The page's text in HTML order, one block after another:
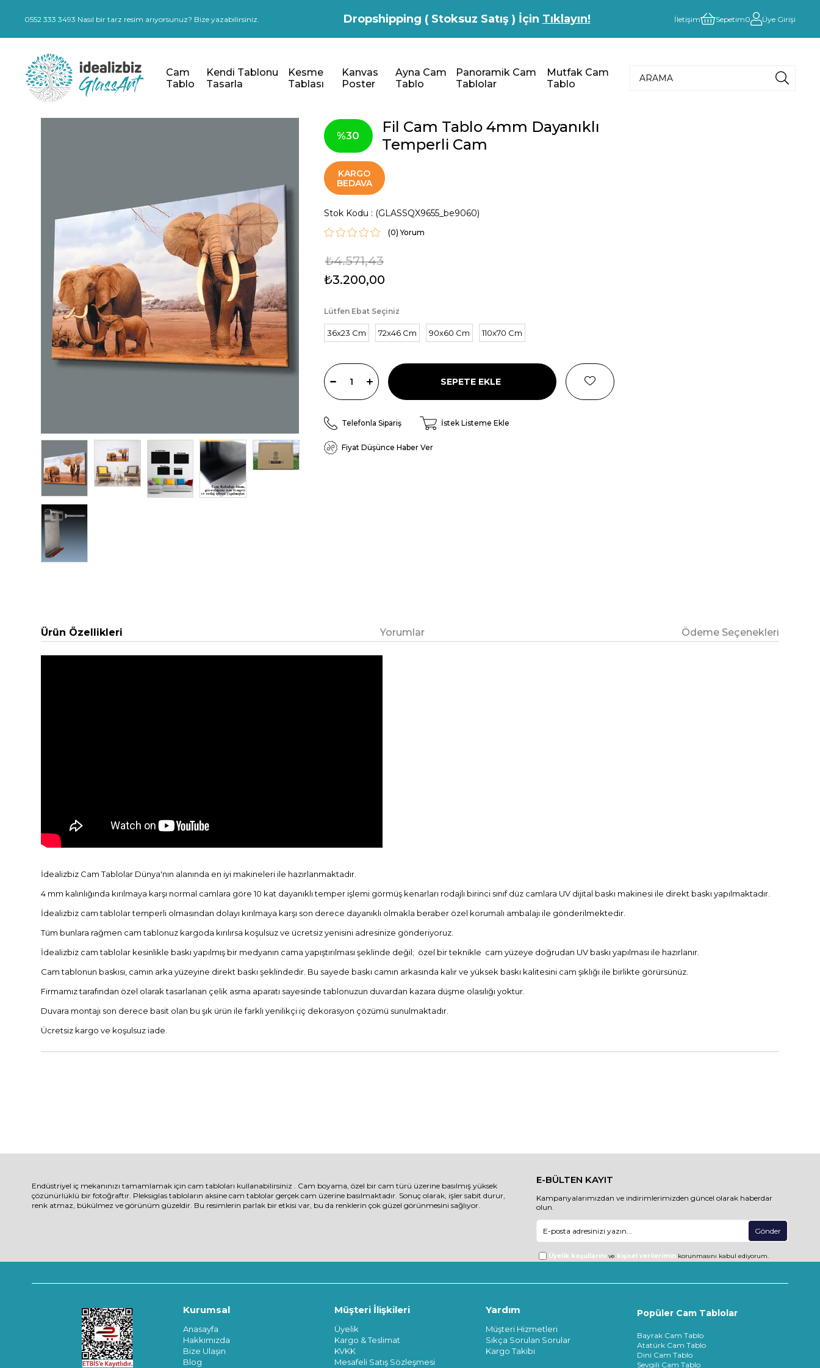
0552 333 3493 Nasıl bir tarz resim arıyorsunuz? Bize yazabilirsiniz. Dropshipping ( Stoksuz Satış ) İçin Tıklayın! İletişim Sepetim0 Üye Girişi
Cam
Tablo
Kendi Tablonu
Tasarla
Kesme
Tablası
Kanvas
Poster
Ayna Cam
Tablo
Panoramik Cam
Tablolar
Mutfak Cam
Tablo
30
Fil Cam Tablo 4mm Dayanıklı
Temperli Cam
KARGO
BEDAVA
Stok Kodu (GLASSQX9655_be9060)
(0)
₺4.571,43
₺3.200,00
Lütfen Ebat Seçiniz
36x23 Cm 72x46 Cm 90x60 Cm 110x70 Cm
Telefonla Sipariş İstek Listeme Ekle
Fiyat Düşünce Haber Ver
Ürün Özellikleri Yorumlar Ödeme Seçenekleri
İdealizbiz Cam Tablolar Dünya'nın alanında en iyi makineleri ile hazırlanmaktadır.
4 mm kalınlığında kırılmaya karşı normal camlara göre 10 kat dayanıklı temper işlemi görmüş kenarları rodajlı birinci sınıf düz camlara UV dijital baskı makinesi ile direkt baskı yapılmaktadır.
İdealizbiz cam tablolar temperli olmasından dolayı kırılmaya karşı son derece dayanıklı olmakla beraber özel korumalı ambalajı ile gönderilmektedir.
Tüm bunlara rağmen cam tablonuz kargoda kırılırsa koşulsuz ve ücretsiz yenisini adresinize gönderiyoruz.
İdealizbiz cam tablolar kesinlikle baskı yapılmış bir medyanın cama yapıştırılması şeklinde değil; özel bir teknikle cam yüzeye doğrudan UV baskı yapılması ile hazırlanır.
Cam tablonun baskısı, camın arka yüzeyine direkt baskı şeklindedir. Bu sayede baskı camın arkasında kalır ve yüksek baskı kalitesini cam şıklığı ile birlikte görürsünüz.
Firmamız tarafından özel olarak tasarlanan çelik asma aparatı sayesinde tablonuzun duvardan kazara düşme olasılığı yoktur.
Duvara montajı son derece basit olan bu şık ürün ile farklı yenilikçi iç dekorasyon çözümü sunulmaktadır.
Ücretsiz kargo ve koşulsuz iade.
Endüstriyel iç mekanınızı tamamlamak için cam tabloları kullanabilirsiniz . Cam boyama, özel bir cam türü üzerine basılmış yüksek
çözünürlüklü bir fotoğraftır. Pleksiglas tabloların aksine cam tablolar gerçek cam üzerine basılmaktadır. Sonuç olarak, işler sabit durur,
renk atmaz, bükülmez ve görünüm güzeldir. Bu resimlerin parlak bir etkisi var, bu da renklerin çok güzel görünmesini sağlıyor.
E-BÜLTEN KAYIT
Kampanyalarımızdan ve indirimlerimizden güncel olarak haberdar
olun.
Gönder
Üyelik koşullarını ve kişisel verilerimin korunmasını kabul ediyorum.
Kurumsal
Anasayfa
Hakkımızda
Bize Ulaşın
Blog
Müşteri İlişkileri
Üyelik
Kargo & Teslimat
KVKK
Mesafeli Satış Sözleşmesi
Yardım
Müşteri Hizmetleri
Sıkça Sorulan Sorular
Kargo Takibi
Popüler Cam Tablolar
Bayrak Cam Tablo
Atatürk Cam Tablo
Dini Cam Tablo
Sevgili Cam Tablo